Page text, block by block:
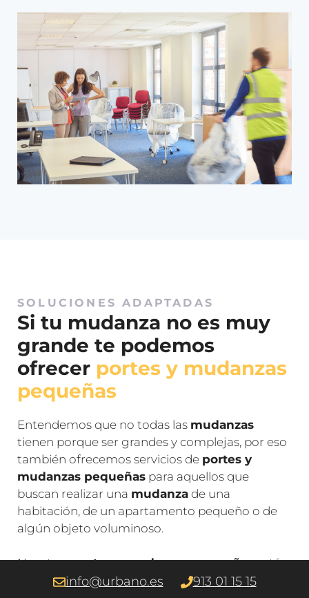
Este tipo de traslados suele ser un poco más
complejo porque nos dedicamos más al
transporte de equipos informáticos, que son
más delicados y cuesta más su transporte,
desmontaje y montaje.
Sin embargo, a pesar de estas diferencias, tanto
lasmudanzas de oficinascomo las de
empresas requieren una planificación
cuidadosa y una ejecución profesional para
garantizar que no hay ningún contratiempo. En
SOLUCIONES ADAPTADAS
Si tu mudanza no es muy
grande te podemos
ofrecer portes y mudanzas
pequeñas
Entendemos que no todas las mudanzas
tienen porque ser grandes y complejas, por eso
también ofrecemos servicios de portes y
mudanzas pequeñas para aquellos que
buscan realizar una mudanza de una
habitación, de un apartamento pequeño o de
algún objeto voluminoso.
Nuestrosportes y mudanzas pequeñasestán
diseñados para adaptarse a tus necesidades
info@urbano.es 913 01 15 15